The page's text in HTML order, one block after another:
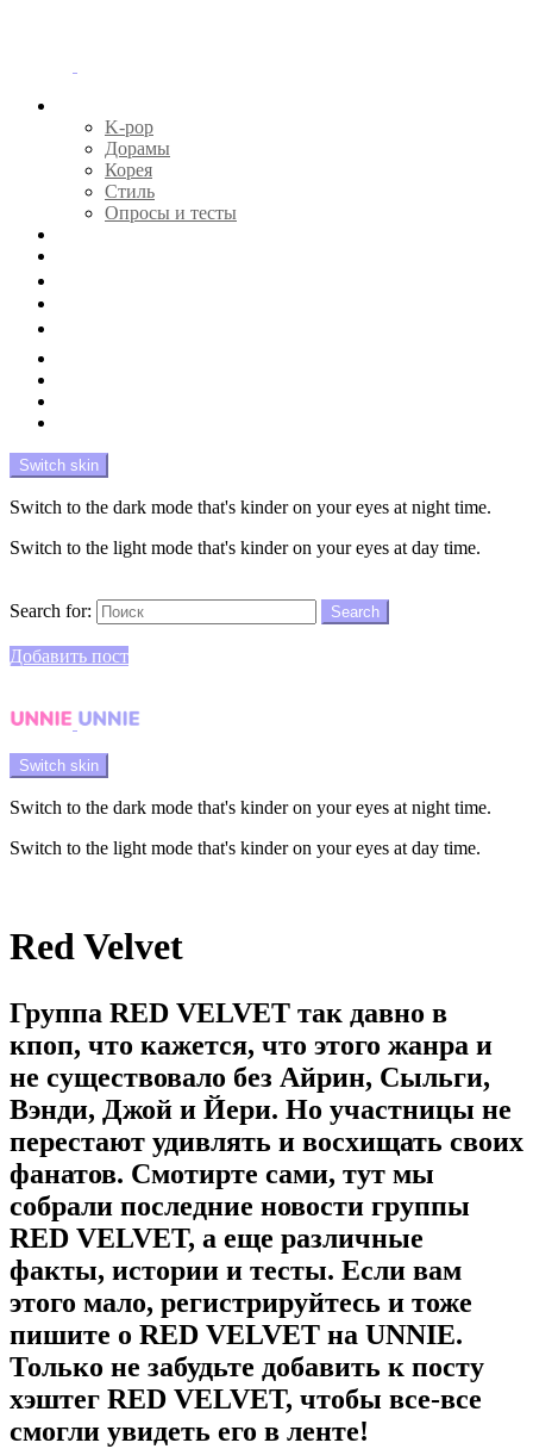
K-pop
Дорамы
Корея
Стиль
Опросы и тесты
Switch skin
Switch to the dark mode that's kinder on your eyes at night time.
Switch to the light mode that's kinder on your eyes at day time.
Search for:
Search
Добавить пост
Switch skin
Switch to the dark mode that's kinder on your eyes at night time.
Switch to the light mode that's kinder on your eyes at day time.
Red Velvet
Группа RED VELVET так давно в
кпоп, что кажется, что этого жанра и
не существовало без Айрин, Сыльги,
Вэнди, Джой и Йери. Но участницы не
перестают удивлять и восхищать своих
фанатов. Смотирте сами, тут мы
собрали последние новости группы
RED VELVET, а еще различные
факты, истории и тесты. Если вам
этого мало, регистрируйтесь и тоже
пишите о RED VELVET на UNNIE.
Только не забудьте добавить к посту
хэштег RED VELVET, чтобы все-все
смогли увидеть его в ленте!